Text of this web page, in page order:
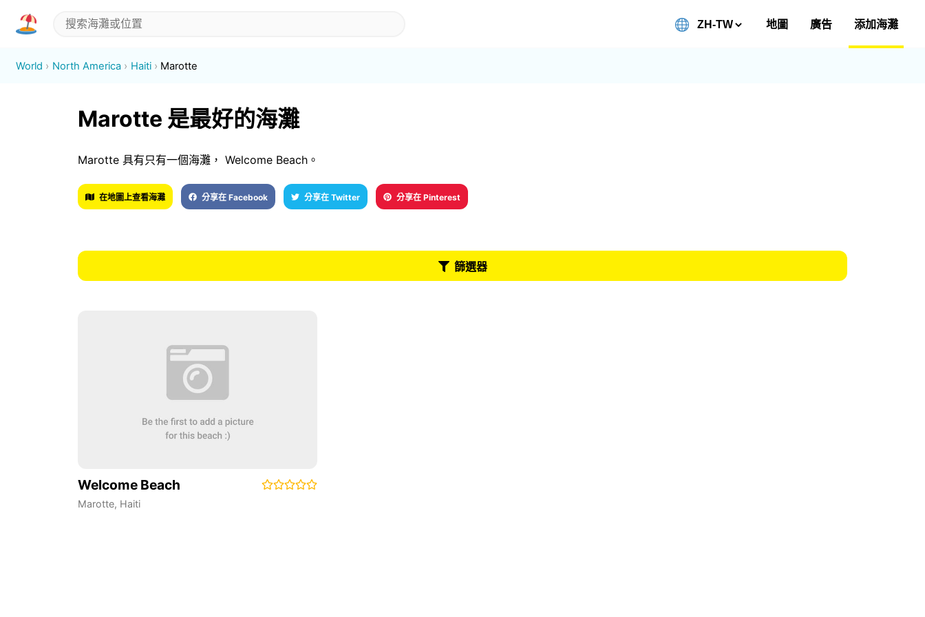
地圖 廣告 添加海灘
World North America Haiti Marotte
Marotte 是最好的海灘
Marotte 具有只有一個海灘， Welcome Beach。
在地圖上查看海灘 分享在 Facebook 分享在 Twitter 分享在 Pinterest
篩選器
Welcome Beach
Marotte, Haiti